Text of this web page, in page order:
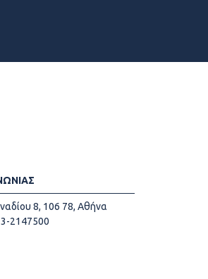
8, 106 78, Αθήνα
2147500